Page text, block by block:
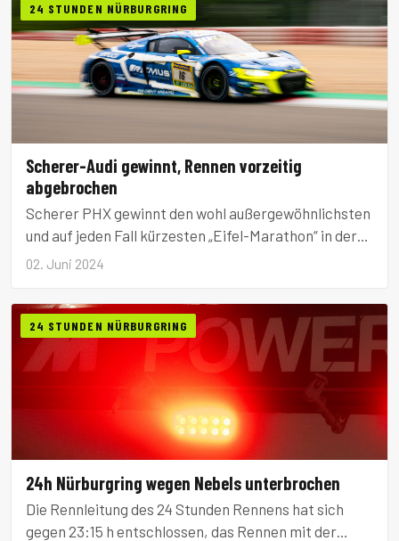
24 STUNDEN NÜRBURGRING
Scherer-Audi gewinnt, Rennen vorzeitig
abgebrochen
Scherer PHX gewinnt den wohl außergewöhnlichsten
und auf jeden Fall kürzesten „Eifel-Marathon“ in der
langen Geschichte der ADAC RAVENOL 24h
Gesamtsieg zum Meuspather Nachbarn und
Rekordgewinner Manthey auf.
02. Juni 2024
24 STUNDEN NÜRBURGRING
24h Nürburgring wegen Nebels unterbrochen
Die Rennleitung des 24 Stunden Rennens hat sich
gegen 23:15 h entschlossen, das Rennen mit der